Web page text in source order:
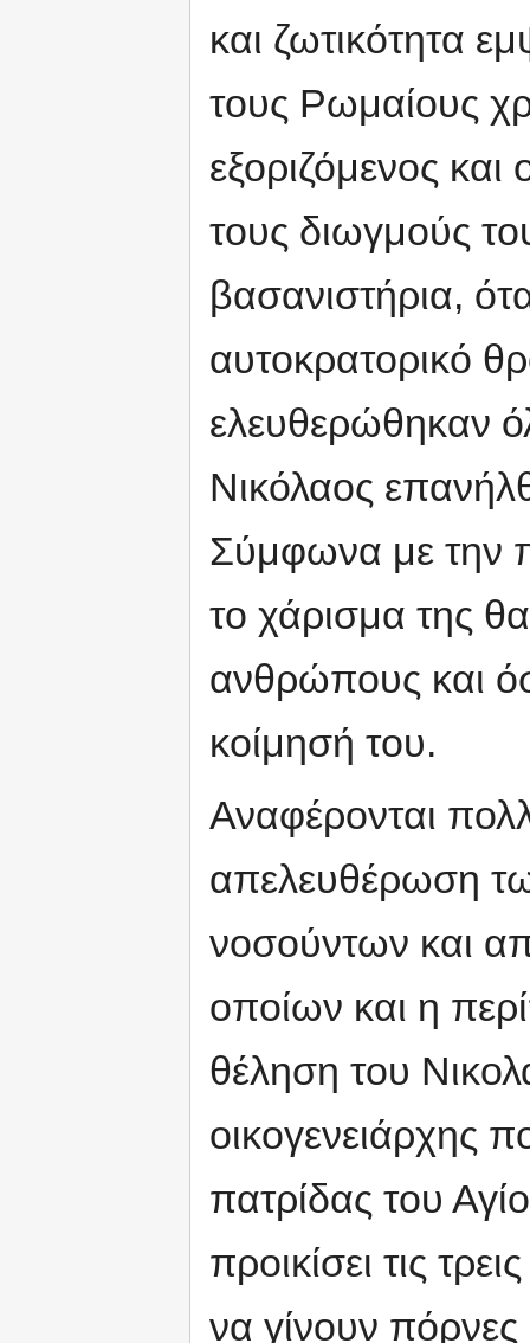
και ζωτικότητα
τους Ρωμαίους
εξοριζόμενος
τους διωγμούς
βασανιστήρια,
αυτοκρατορικό
ελευθερώθηκαν
Νικόλαος
Σύμφωνα με την
το χάρισμα της
ανθρώπους και
κοίμησή του.
Αναφέρονται
απελευθέρωση
νοσούντων και
οποίων και η
θέληση του
οικογενειάρχης
πατρίδας του
προικίσει τις
να γίνουν